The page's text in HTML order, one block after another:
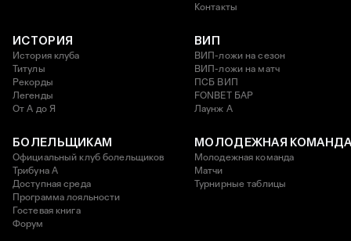
Контакты
ИСТОРИЯ
История клуба
Титулы
Рекорды
Легенды
От А до Я
ВИП
ВИП-ложи на сезон
ВИП-ложи на матч
ПСБ ВИП
FONBET БАР
Лаунж A
БОЛЕЛЬЩИКАМ
Официальный клуб болельщиков
Трибуна А
Доступная среда
Программа лояльности
Гостевая книга
Форум
МОЛОДЕЖНАЯ
Молодежная команда
Матчи
Турнирные таблицы